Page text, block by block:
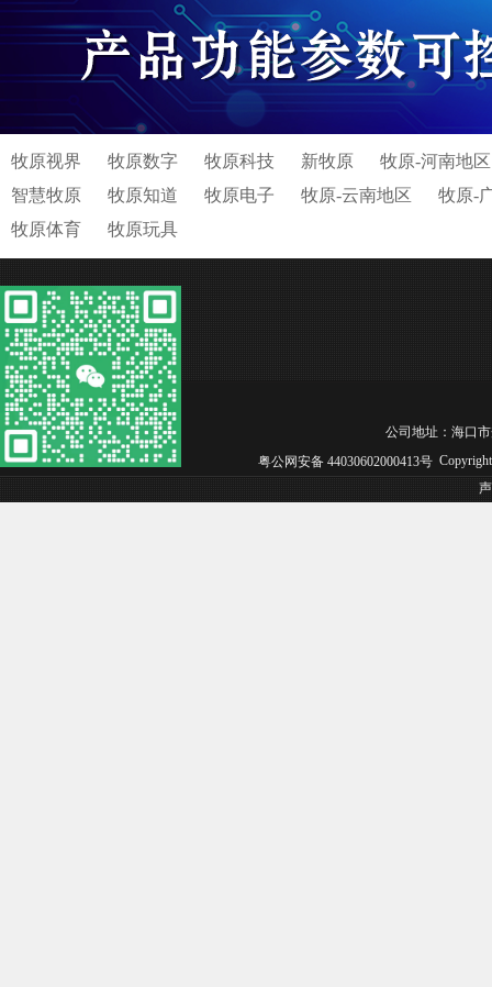
牧原视界 牧原数字 牧原科技 新牧原
牧原-河南地区
智慧牧原
牧原知道 牧原电子 牧原-云南地区
牧原-
牧原体育
牧原玩具
公司地址：海口市
粤公网安备 44030602000413号